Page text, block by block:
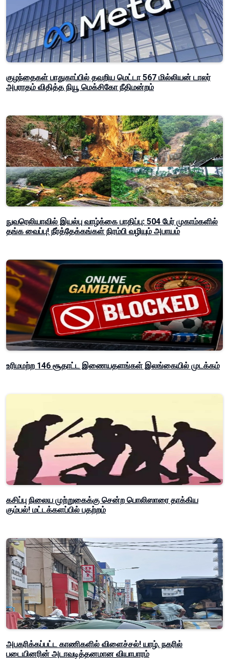
குழந்தைகள் பாதுகாப்பில் தவறிய மெட்டா 567 மில்லியன் டாலர்
அபராதம் விதித்த நியூ மெக்சிகோ நீதிமன்றம்
நுவரெலியாவில் இயல்பு வாழ்க்கை பாதிப்பு: 504 பேர் முகாம்களில்
தங்க வைப்பு! நீர்த்தேக்கங்கள் நிரம்பி வழியும் அபாயம்
உரிமமற்ற 146 சூதாட்ட இணையதளங்கள் இலங்கையில் முடக்கம்
கசிப்பு நிலைய முற்றுகைக்கு சென்ற பொலிஸாரை தாக்கிய
கும்பல்! மட்டக்களப்பில் பதற்றம்
அபகரிக்கப்பட்ட காணிகளில் விளைச்சல்! யாழ். நகரில்
படையினரின் அடாவடித்தனமான வியாபாரம்